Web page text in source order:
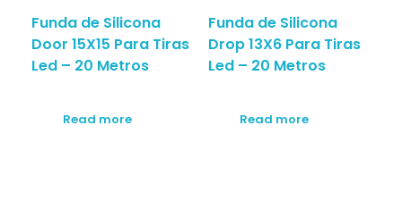
Funda de Silicona
Door 15X15 Para Tiras
Led – 20 Metros
Read more
Funda de Silicona
Drop 13X6 Para Tiras
Led – 20 Metros
Read more